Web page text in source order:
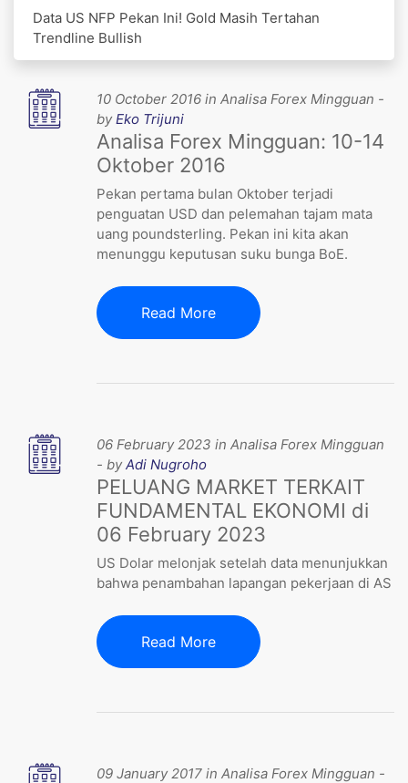
Data US NFP Pekan Ini! Gold Masih Tertahan
Trendline Bullish
10 October 2016 in Analisa Forex Mingguan -
byEko Trijuni
Analisa Forex Mingguan: 10-14
Oktober 2016
Pekan pertama bulan Oktober terjadi
penguatan USD dan pelemahan tajam mata
uang poundsterling. Pekan ini kita akan
menunggu keputusan suku bunga BoE.
Read More
06 February 2023 in Analisa Forex Mingguan
- byAdi Nugroho
PELUANG MARKET TERKAIT
FUNDAMENTAL EKONOMI di
06 February 2023
US Dolar melonjak setelah data menunjukkan
bahwa penambahan lapangan pekerjaan di AS
Read More
09 January 2017 in Analisa Forex Mingguan -